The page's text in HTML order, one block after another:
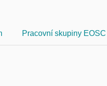
Pracovní skupiny